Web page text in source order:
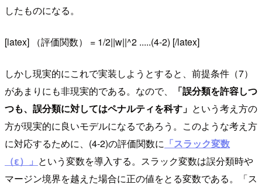
したものになる。
[latex] （評価関数） = 1/2||w||^2 .....(4-2) [/latex]
しかし現実的にこれで実装しようとすると、前提条件（7）
があまりにも非現実的である。なので、
「誤分類を許容しつ
つも、誤分類に対してはペナルティを科す」 という考え方の
方が現実的に良いモデルになるであろう。このような考え方
に対応するために、(4-2)の評価関数に 「スラック変数
（ε）」 という変数を導入する。スラック変数は誤分類時や
マージン境界を越えた場合に正の値をとる変数である。「ス